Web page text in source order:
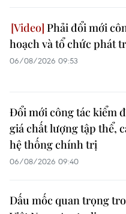
Phải đổi mới
hoạch và tổ chức phát
06/08/2026 09:53
Đổi mới công tác kiểm
giá chất lượng tập thể,
hệ thống chính trị
06/08/2026 09:40
Dấu mốc quan trọng